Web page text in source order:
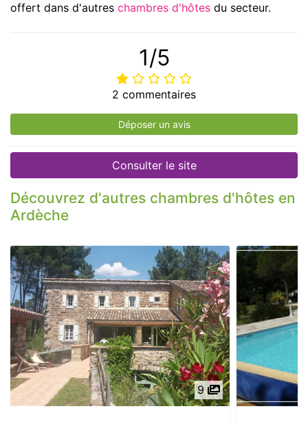
offert dans d'autres chambres d'hôtes du secteur.
1/5
2 commentaires
Déposer un avis
Consulter le site
Découvrez d'autres chambres d'hôtes en
Ardèche
9